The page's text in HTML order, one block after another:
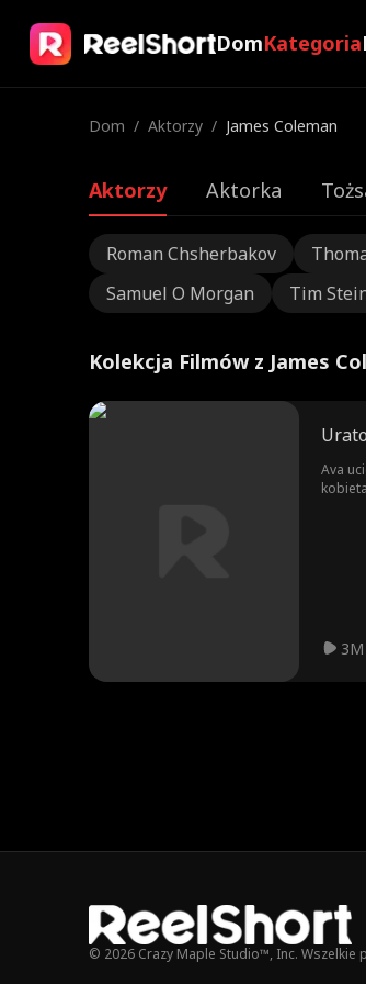
DomKategoria
Dom / Aktorzy / James Coleman
Aktorzy Aktorka
Roman Chsherbakov
Samuel O Morgan
Tim
Kolekcja Filmów z James
Ava
3M
© 2026 Crazy Maple Studio™, Inc. Wszelkie